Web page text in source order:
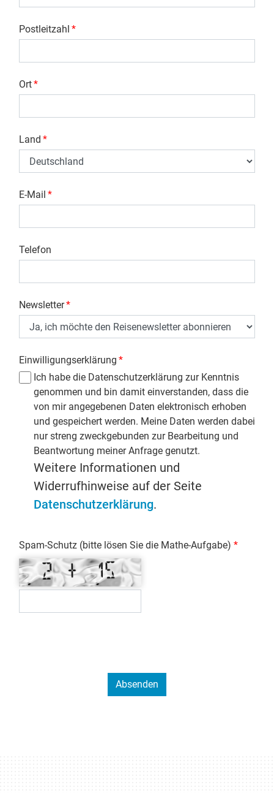
Postleitzahl *
Ort*
Land *
E-Mail *
Telefon
Newsletter*
Einwilligungserklärung *
Ich habe die Datenschutzerklärung zur Kenntnis
genommen und bin damit einverstanden, dass die
von mir angegebenen Daten elektronisch erhoben
und gespeichert werden. Meine Daten werden dabei
nur streng zweckgebunden zur Bearbeitung und
Beantwortung meiner Anfrage genutzt.
Weitere Informationen und
Widerrufhinweise auf der Seite
Datenschutzerklärung.
Spam-Schutz (bitte lösen Sie die Mathe-Aufgabe)